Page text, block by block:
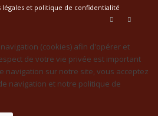
légales et politique de confidentialité
(cookies) afin d'opérer et
de votre vie privée est important
navigation sur notre site, vous acceptez
navigation et notre politique de